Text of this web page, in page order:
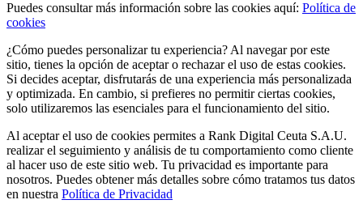
Puedes consultar más información sobre las cookies aquí: Política de
cookies
¿Cómo puedes personalizar tu experiencia? Al navegar por este
sitio, tienes la opción de aceptar o rechazar el uso de estas cookies.
Si decides aceptar, disfrutarás de una experiencia más personalizada
y optimizada. En cambio, si prefieres no permitir ciertas cookies,
solo utilizaremos las esenciales para el funcionamiento del sitio.
Al aceptar el uso de cookies permites a Rank Digital Ceuta S.A.U.
realizar el seguimiento y análisis de tu comportamiento como cliente
al hacer uso de este sitio web. Tu privacidad es importante para
nosotros. Puedes obtener más detalles sobre cómo tratamos tus datos
en nuestra Política de Privacidad